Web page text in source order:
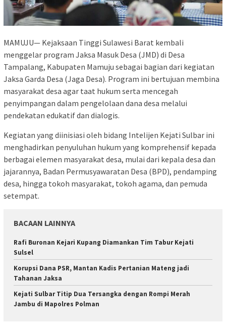
MAMUJU— Kejaksaan Tinggi Sulawesi Barat kembali
menggelar program Jaksa Masuk Desa (JMD) di Desa
Tampalang, Kabupaten Mamuju sebagai bagian dari kegiatan
Jaksa Garda Desa (Jaga Desa). Program ini bertujuan membina
masyarakat desa agar taat hukum serta mencegah
penyimpangan dalam pengelolaan dana desa melalui
pendekatan edukatif dan dialogis.
Kegiatan yang diinisiasi oleh bidang Intelijen Kejati Sulbar ini
menghadirkan penyuluhan hukum yang komprehensif kepada
berbagai elemen masyarakat desa, mulai dari kepala desa dan
jajarannya, Badan Permusyawaratan Desa (BPD), pendamping
desa, hingga tokoh masyarakat, tokoh agama, dan pemuda
setempat.
BACAAN LAINNYA
Rafi Buronan Kejari Kupang Diamankan Tim Tabur Kejati
Sulsel
Korupsi Dana PSR, Mantan Kadis Pertanian Mateng jadi
Tahanan Jaksa
Kejati Sulbar Titip Dua Tersangka dengan Rompi Merah
Jambu di Mapolres Polman